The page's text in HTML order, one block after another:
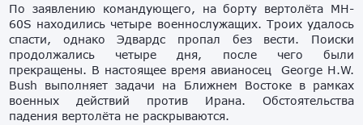
По заявлению командующего, на борту вертолёта MH-
60S находились четыре военнослужащих. Троих удалось
спасти, однако Эдвардс пропал без вести. Поиски
продолжались четыре дня, после чего были
прекращены. В настоящее время авианосец George H.W.
Bush выполняет задачи на Ближнем Востоке в рамках
военных действий против Ирана. Обстоятельства
падения вертолёта не раскрываются.